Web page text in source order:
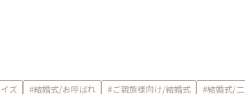
ズ #結婚式/お呼ばれ #ご親族様向け/結婚式 #結婚式/